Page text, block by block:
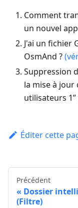
Comment
un nouvel
J'ai un fichier
OsmAnd ?
Suppression
la mise à jour
utilisateurs
Éditer cette
Précédent
Dossier
(Filtre)